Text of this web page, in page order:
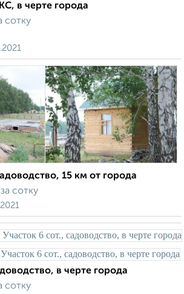
в черте города
сотку
15 км от города
за сотку
в черте города
сотку